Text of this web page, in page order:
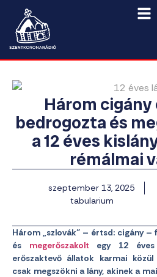
Három
bedrogozta és
a 12 éves
rémálmai
szeptember 13, 2025
tabularium
Három „szlovák” – értsd: cigány
és megerőszakolt egy 12 éves
erőszaktevő állatok karmai
csak megszökni a lány, akinek a